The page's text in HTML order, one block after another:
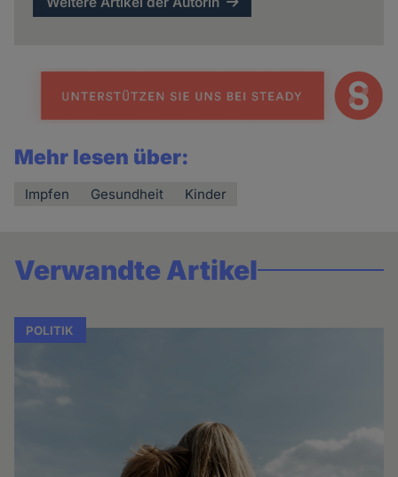
Mehr lesen über:
Impfen Gesundheit Kinder
Verwandte Artikel
POLITIK